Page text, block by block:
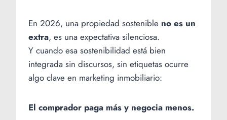
En 2026, una propiedad sostenible no es un
extra, es una expectativa silenciosa.
Y cuando esa sostenibilidad está bien
integrada sin discursos, sin etiquetas ocurre
algo clave en marketing inmobiliario:
El comprador paga más y negocia menos.